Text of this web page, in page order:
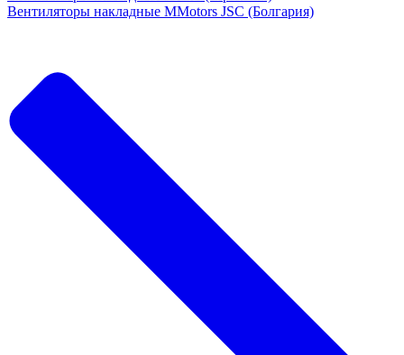
Вентиляторы накладные MMotors JSC (Болгария)